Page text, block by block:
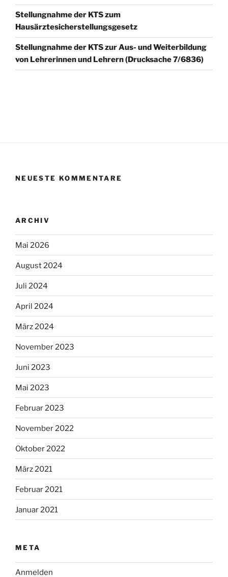
Stellungnahme der KTS zum
Hausärztesicherstellungsgesetz
Stellungnahme der KTS zur Aus- und Weiterbildung
von Lehrerinnen und Lehrern (Drucksache 7/6836)
NEUESTE KOMMENTARE
ARCHIV
Mai 2026
August 2024
Juli 2024
April 2024
März 2024
November 2023
Juni 2023
Mai 2023
Februar 2023
November 2022
Oktober 2022
März 2021
Februar 2021
Januar 2021
META
Anmelden